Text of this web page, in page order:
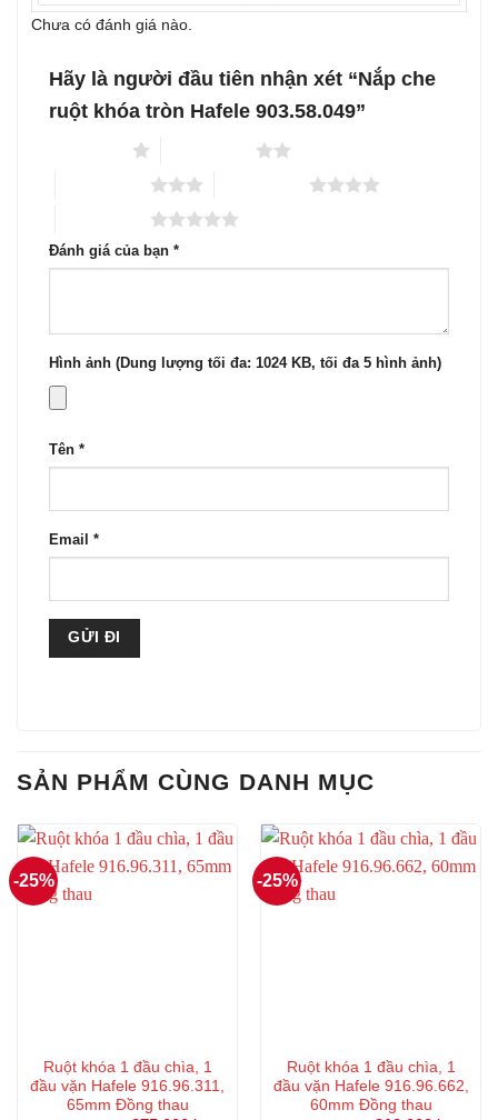
Chưa có đánh giá nào.
Hãy là người đầu tiên nhận xét “Nắp che
ruột khóa tròn Hafele 903.58.049”
Đánh giá của bạn *
Hình ảnh (Dung lượng tối đa: 1024 KB, tối đa 5 hình ảnh)
Tên *
Email *
SẢN PHẨM CÙNG DANH MỤC
-25%
Ruột khóa 1 đầu chìa, 1
đầu vặn Hafele 916.96.311,
65mm Đồng thau
-25%
Ruột khóa 1 đầu chìa, 1
đầu vặn Hafele 916.96.662,
60mm Đồng thau